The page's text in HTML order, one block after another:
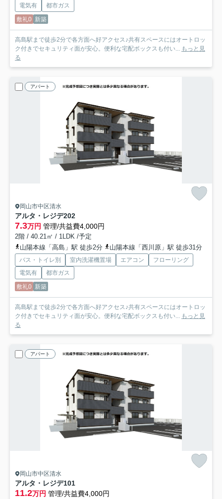
電気有
都市ガス
敷礼0 新築
高島駅まで徒歩2分で各方面へ好アクセス♪共有スペースにはオートロッ
ク付きでセキュリティ面が安心。便利な宅配ボックスも付い... もっと見
る
アパート
岡山市中区清水
アルタ・レジデ202
7.3万円 管理/共益費4,000円
2階 / 40.21㎡ / 1LDK /予定
山陽本線「高島」駅 徒歩2分
山陽本線「西川原」駅 徒歩31分
バス・トイレ別 室内洗濯機置場 エアコン
フローリング
電気有
都市ガス
敷礼0 新築
高島駅まで徒歩2分で各方面へ好アクセス♪共有スペースにはオートロッ
ク付きでセキュリティ面が安心。便利な宅配ボックスも付い... もっと見
る
アパート
岡山市中区清水
アルタ・レジデ101
11.2万円 管理/共益費4,000円